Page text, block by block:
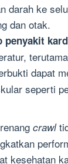
darah ke
dan otak.
penyakit
dapat
seperti
crawl
kesehatan